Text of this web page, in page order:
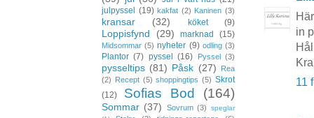
in
11
julpyssel
(19) kakfat (2) Kaninen (3)
kransar (32) köket (9)
Loppisfynd (29) marknad (15)
Midsommar (5) nyheter (9) odling (3)
Plantor (7) pyssel (16) Pyssel (3)
pysseltips (81) Påsk (27)
Rea
(2) Recept (5) shoppingtips (5) Skrot
(12)
Sofias Bod (164)
Sommar (37) Sovrum (3)
speglar